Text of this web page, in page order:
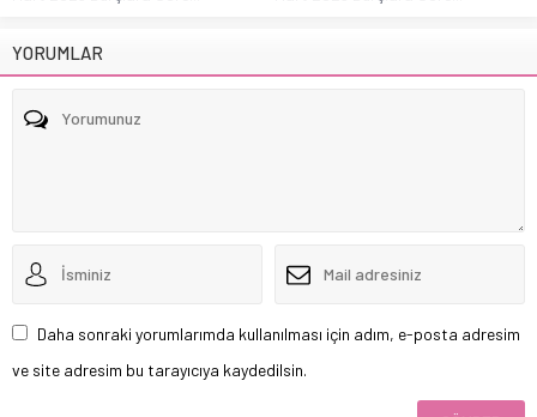
YORUMLAR
Daha sonraki yorumlarımda kullanılması için adım, e-posta adresim
ve site adresim bu tarayıcıya kaydedilsin.